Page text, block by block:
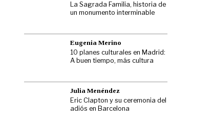
La Sagrada Familia, historia de
un monumento interminable
Eugenia Merino
10 planes culturales en Madrid:
A buen tiempo, más cultura
Julia Menéndez
Eric Clapton y su ceremonia del
adiós en Barcelona